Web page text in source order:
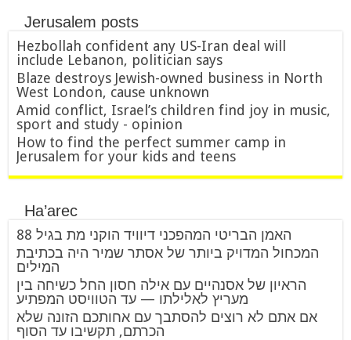
Jerusalem posts
Hezbollah confident any US-Iran deal will
include Lebanon, politician says
Blaze destroys Jewish-owned business in North
West London, cause unknown
Amid conflict, Israel’s children find joy in music,
sport and study - opinion
How to find the perfect summer camp in
Jerusalem for your kids and teens
Ha’arec
האמן הבריטי המהפכני דיוויד הוקני מת בגיל 88
המכחול המדויק ביותר של אסתר שמיר היה בכתיבת
המילים
הראיון של אסנהיים עם אילה חסון החל כשיחה בין
מעריץ לאלילתו — עד הטוויסט המפתיע
אם אתם לא רוצים להסתבך עם אחותכם הזונה שלא
הכרתם, תקשיבו עד הסוף